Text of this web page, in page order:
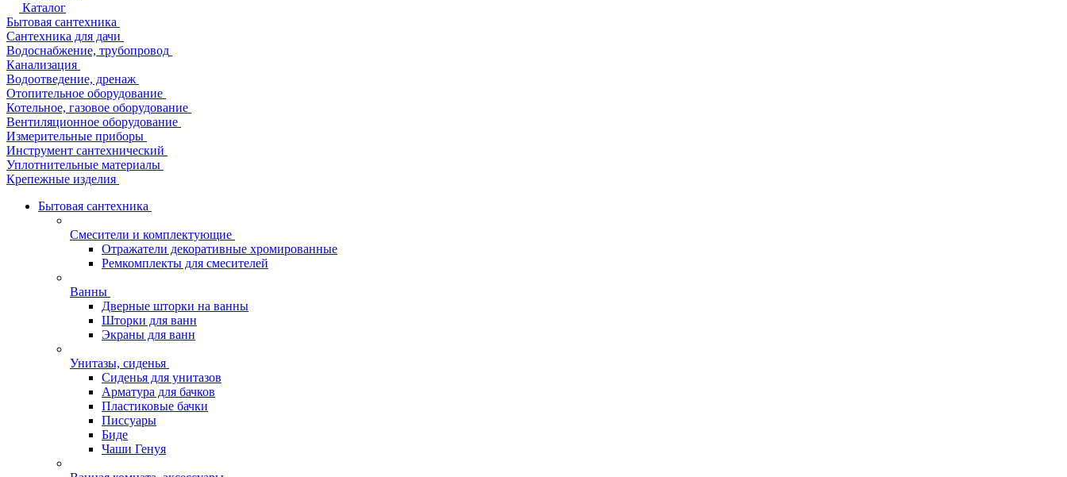
Каталог
Бытовая сантехника
Сантехника для дачи
Водоснабжение, трубопровод
Канализация
Водоотведение, дренаж
Отопительное оборудование
Котельное, газовое оборудование
Вентиляционное оборудование
Измерительные приборы
Инструмент сантехнический
Уплотнительные материалы
Крепежные изделия
Бытовая сантехника
Смесители и комплектующие
Отражатели декоративные хромированные
Ремкомплекты для смесителей
Ванны
Дверные шторки на ванны
Шторки для ванн
Экраны для ванн
Унитазы, сиденья
Сиденья для унитазов
Арматура для бачков
Пластиковые бачки
Писсуары
Биде
Чаши Генуя